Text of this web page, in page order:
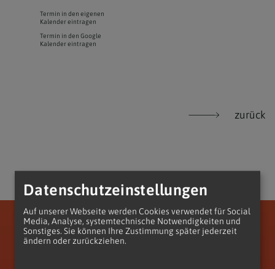
Termin in den eigenen
Kalender eintragen
Termin in den Google
Kalender eintragen
zurück
Erzdiözese Wien Vikariat Wien-Stadt
Stadtdekanat 17/18/19
Pfarre Döbling-St. Paul
Datenschutzeinstellungen
Auf unserer Webseite werden Cookies verwendet für Social
Media, Analyse, systemtechnische Notwendigkeiten und
Sonstiges. Sie können Ihre Zustimmung später jederzeit
ändern oder zurückziehen.